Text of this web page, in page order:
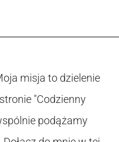
misja to dzielenie
"Codzienny
podążamy